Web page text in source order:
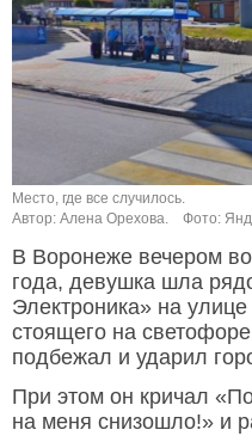
Место, где все случилось.
Автор: Алена Орехова.
Фото:
В Воронеже вечером
года, девушка шла
Электроника» на
стоящего на
подбежал и ударил
При этом он кричал
на меня снизошло!» и